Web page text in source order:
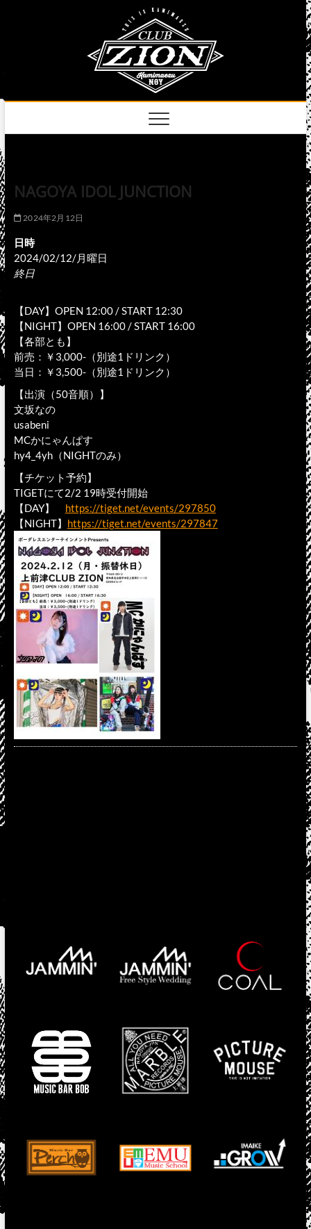
NAGOYA IDOL JUNCTION
2024年2月12日
日時
2024/02/12/月曜日
終日
【DAY】OPEN 12:00 / START 12:30
【NIGHT】OPEN 16:00 / START 16:00
【各部とも】
前売：￥3,000-（別途1ドリンク）
当日：￥3,500-（別途1ドリンク）
【出演（50音順）】
文坂なの
usabeni
MCかにゃんぱす
hy4_4yh（NIGHTのみ）
【チケット予約】
TIGETにて2/2 19時受付開始
【DAY】 https://tiget.net/events/297850
【NIGHT】 https://tiget.net/events/297847